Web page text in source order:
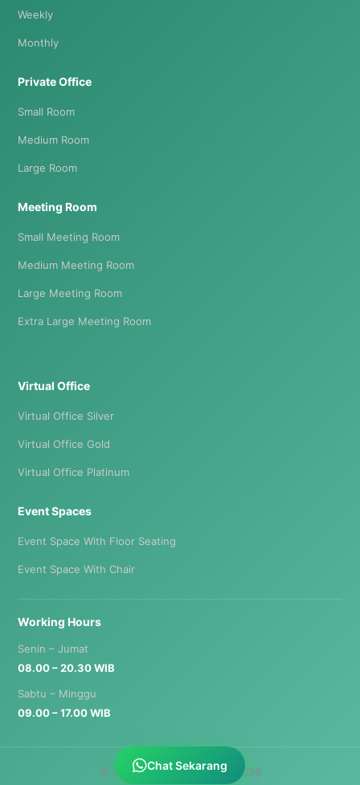
Weekly
Monthly
Private Office
Small Room
Medium Room
Large Room
Meeting Room
Small Meeting Room
Medium Meeting Room
Large Meeting Room
Extra Large Meeting Room
Virtual Office
Virtual Office Silver
Virtual Office Gold
Virtual Office Platinum
Event Spaces
Event Space With Floor Seating
Event Space With Chair
Working Hours
Senin – Jumat
08.00 – 20.30 WIB
Sabtu – Minggu
09.00 – 17.00 WIB
© Creya Coworking Space 2026
Chat Sekarang